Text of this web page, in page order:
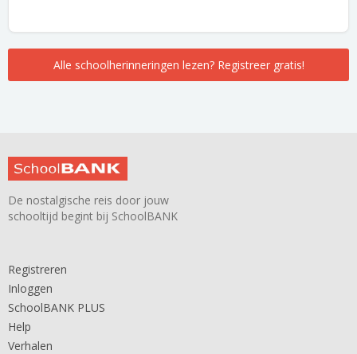
Alle schoolherinneringen lezen? Registreer gratis!
De nostalgische reis door jouw
schooltijd begint bij SchoolBANK
Registreren
Inloggen
SchoolBANK PLUS
Help
Verhalen